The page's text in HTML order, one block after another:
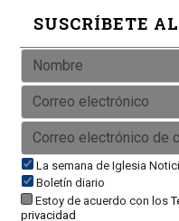
SUSCRÍBETE
La semana de Iglesia
Boletín diario
Estoy de acuerdo con los
privacidad